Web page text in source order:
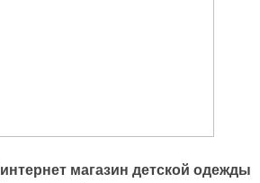
интернет магазин детской одежды